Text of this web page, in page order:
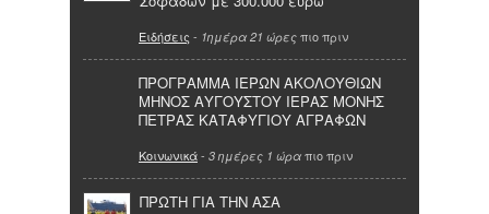
Ειδήσεις - 1ημέρα 21 ώρες πιο πριν
ΠΡΟΓΡΑΜΜΑ ΙΕΡΩΝ ΑΚΟΛΟΥΘΙΩΝ
ΜΗΝΟΣ ΑΥΓΟΥΣΤΟΥ ΙΕΡΑΣ ΜΟΝΗΣ
ΠΕΤΡΑΣ ΚΑΤΑΦΥΓΙΟΥ ΑΓΡΑΦΩΝ
Κοινωνικά- 3 ημέρες 1 ώρα πιο πριν
ΠΡΩΤΗ ΓΙΑ ΤΗΝ ΑΣΑ